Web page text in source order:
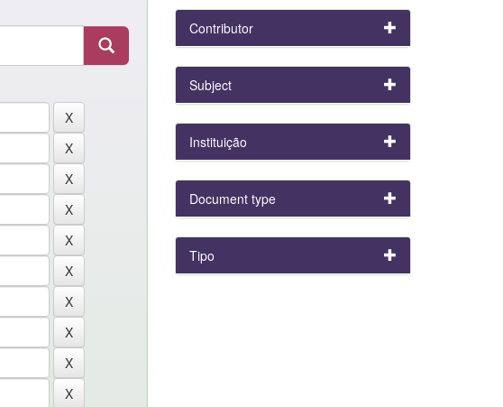
Contributor
Subject
Instituição
Document type
Tipo